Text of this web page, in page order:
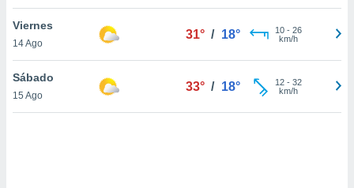
el sitio
ni para
o
Viernes
14 Ago
31° / 18° 10- 26
km/h
Sábado
15 Ago
33° / 18° 12- 32
km/h